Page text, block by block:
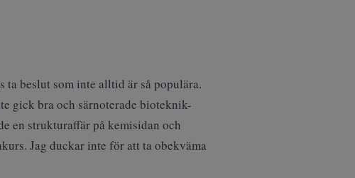
beslut som inte alltid är så populära.
gick bra och särnoterade bioteknik-
en strukturaffär på kemisidan och
Jag duckar inte för att ta obekväma